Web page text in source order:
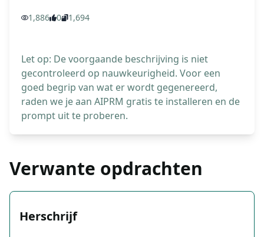
1,886 0 1,694
Let op: De voorgaande beschrijving is niet
gecontroleerd op nauwkeurigheid. Voor een
goed begrip van wat er wordt gegenereerd,
raden we je aan AIPRM gratis te installeren en de
prompt uit te proberen.
Verwante opdrachten
Herschrijf